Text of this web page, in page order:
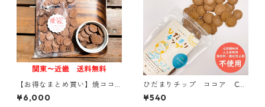
【お得なまとめ買い】焼ココ
アせん 100g入り × 20袋【関
東～関西送料無料】
¥6,000
ひだまりチップ ココア CO
COA【おひさまのおやつシリ
ーズ】
¥540